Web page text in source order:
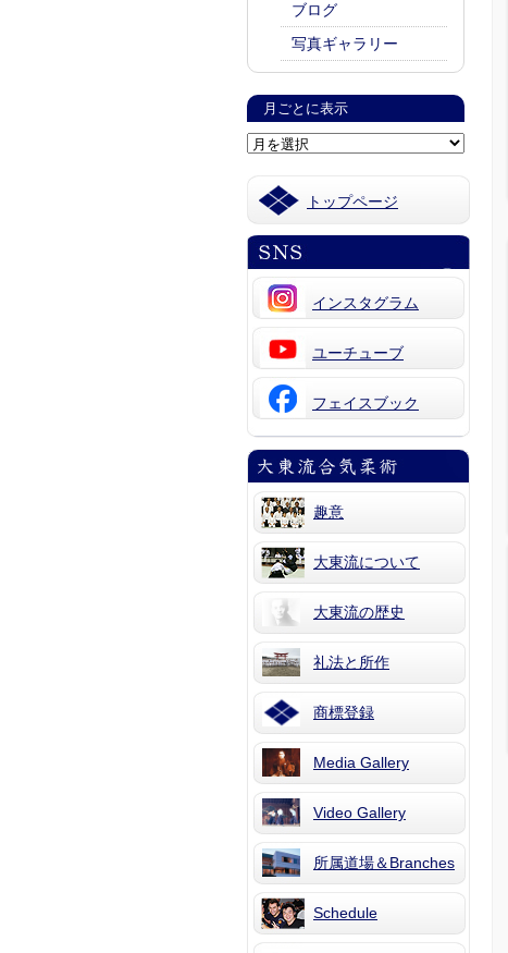
ブログ
写真ギャラリー
月ごとに表示
トップページ
インスタグラム
ユーチューブ
フェイスブック
趣意
大東流について
大東流の歴史
礼法と所作
商標登録
Media Gallery
Video Gallery
所属道場＆Branches
Schedule